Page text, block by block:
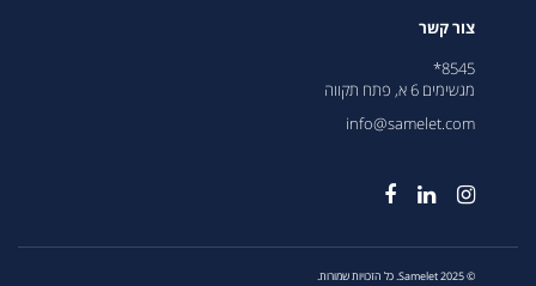
צור קשר
8545*
מגשימים 6 א, פתח תקווה
info@samelet.com
© 2025 Samelet. כל הזכויות שמורות.